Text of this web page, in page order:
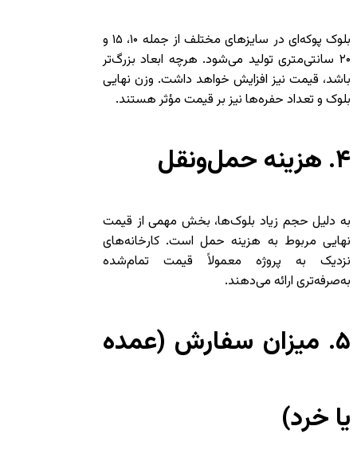
بلوک پوکه‌ای در سایزهای مختلف از جمله ۱۰، ۱۵ و
۲۰ سانتی‌متری تولید می‌شود. هرچه ابعاد بزرگ‌تر
باشد، قیمت نیز افزایش خواهد داشت. وزن نهایی
بلوک و تعداد حفره‌ها نیز بر قیمت مؤثر هستند.
۴. هزینه حمل‌ونقل
به دلیل حجم زیاد بلوک‌ها، بخش مهمی از قیمت
نهایی مربوط به هزینه حمل است. کارخانه‌های
نزدیک به پروژه معمولاً قیمت تمام‌شده
به‌صرفه‌تری ارائه می‌دهند.
۵. میزان سفارش (عمده
یا خرد)